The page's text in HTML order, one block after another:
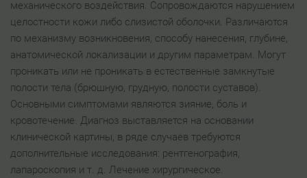
механического воздействия. Сопровождаются нарушением
целостности кожи либо слизистой оболочки. Различаются
по механизму возникновения, способу нанесения, глубине,
анатомической локализации и другим параметрам. Могут
проникать или не проникать в естественные замкнутые
полости тела (брюшную, грудную, полости суставов).
Основными симптомами являются зияние, боль и
кровотечение. Диагноз выставляется на основании
клинической картины, в ряде случаев требуются
дополнительные исследования: рентгенография,
лапароскопия и т. д. Лечение хирургическое.